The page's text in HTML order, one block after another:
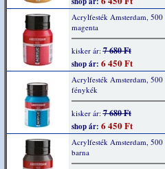
Acrylfesték Amsterdam, 500
magenta
kisker ár:7 680 Ft
shop ár: 6 450 Ft
Acrylfesték Amsterdam, 500
fénykék
kisker ár:7 680 Ft
shop ár: 6 450 Ft
Acrylfesték Amsterdam, 500
barna